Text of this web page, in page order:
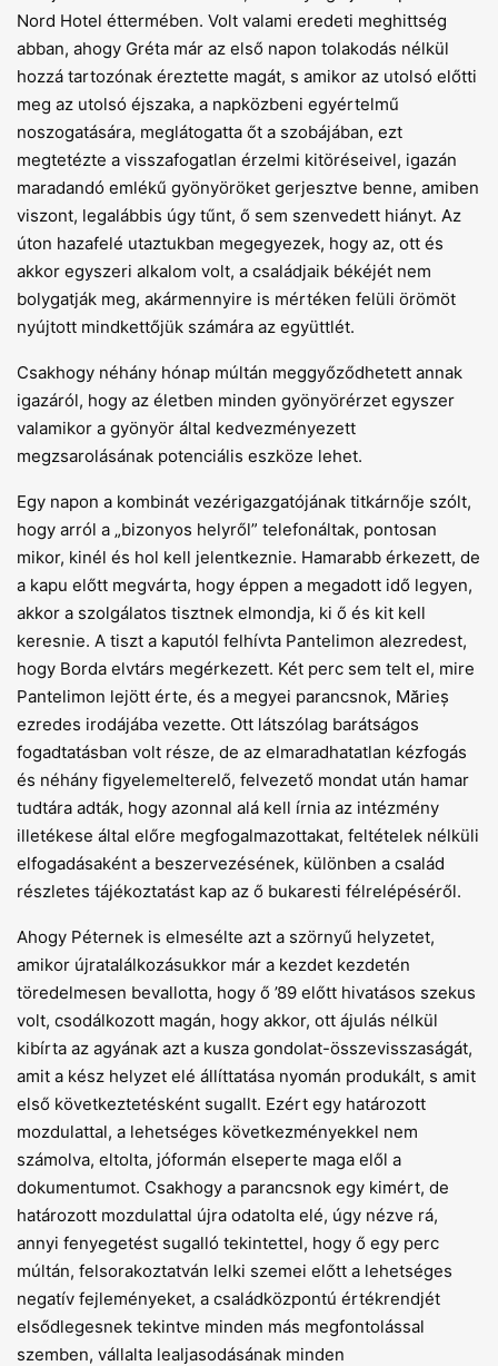
Nord Hotel éttermében. Volt valami eredeti meghittség
abban, ahogy Gréta már az első napon tolakodás nélkül
hozzá tartozónak éreztette magát, s amikor az utolsó előtti
meg az utolsó éjszaka, a napközbeni egyértelmű
noszogatására, meglátogatta őt a szobájában, ezt
megtetézte a visszafogatlan érzelmi kitöréseivel, igazán
maradandó emlékű gyönyöröket gerjesztve benne, amiben
viszont, legalábbis úgy tűnt, ő sem szenvedett hiányt. Az
úton hazafelé utaztukban megegyezek, hogy az, ott és
akkor egyszeri alkalom volt, a családjaik békéjét nem
bolygatják meg, akármennyire is mértéken felüli örömöt
nyújtott mindkettőjük számára az együttlét.
Csakhogy néhány hónap múltán meggyőződhetett annak
igazáról, hogy az életben minden gyönyörérzet egyszer
valamikor a gyönyör által kedvezményezett
megzsarolásának potenciális eszköze lehet.
Egy napon a kombinát vezérigazgatójának titkárnője szólt,
hogy arról a „bizonyos helyről” telefonáltak, pontosan
mikor, kinél és hol kell jelentkeznie. Hamarabb érkezett, de
a kapu előtt megvárta, hogy éppen a megadott idő legyen,
akkor a szolgálatos tisztnek elmondja, ki ő és kit kell
keresnie. A tiszt a kaputól felhívta Pantelimon alezredest,
hogy Borda elvtárs megérkezett. Két perc sem telt el, mire
Pantelimon lejött érte, és a megyei parancsnok, Mărieș
ezredes irodájába vezette. Ott látszólag barátságos
fogadtatásban volt része, de az elmaradhatatlan kézfogás
és néhány figyelemelterelő, felvezető mondat után hamar
tudtára adták, hogy azonnal alá kell írnia az intézmény
illetékese által előre megfogalmazottakat, feltételek nélküli
elfogadásaként a beszervezésének, különben a család
részletes tájékoztatást kap az ő bukaresti félrelépéséről.
Ahogy Péternek is elmesélte azt a szörnyű helyzetet,
amikor újratalálkozásukkor már a kezdet kezdetén
töredelmesen bevallotta, hogy ő ’89 előtt hivatásos szekus
volt, csodálkozott magán, hogy akkor, ott ájulás nélkül
kibírta az agyának azt a kusza gondolat-összevisszaságát,
amit a kész helyzet elé állíttatása nyomán produkált, s amit
első következtetésként sugallt. Ezért egy határozott
mozdulattal, a lehetséges következményekkel nem
számolva, eltolta, jóformán elseperte maga elől a
dokumentumot. Csakhogy a parancsnok egy kimért, de
határozott mozdulattal újra odatolta elé, úgy nézve rá,
annyi fenyegetést sugalló tekintettel, hogy ő egy perc
múltán, felsorakoztatván lelki szemei előtt a lehetséges
negatív fejleményeket, a családközpontú értékrendjét
elsődlegesnek tekintve minden más megfontolással
szemben, vállalta lealjasodásának minden